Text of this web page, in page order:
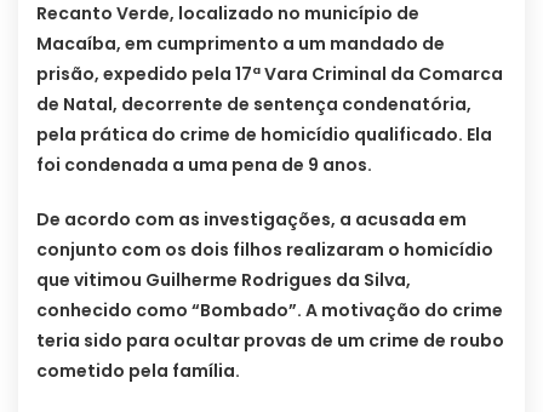
Recanto Verde, localizado no município de
Macaíba, em cumprimento a um mandado de
prisão, expedido pela 17ª Vara Criminal da Comarca
de Natal, decorrente de sentença condenatória,
pela prática do crime de homicídio qualificado. Ela
foi condenada a uma pena de 9 anos.
De acordo com as investigações, a acusada em
conjunto com os dois filhos realizaram o homicídio
que vitimou Guilherme Rodrigues da Silva,
conhecido como “Bombado”. A motivação do crime
teria sido para ocultar provas de um crime de roubo
cometido pela família.